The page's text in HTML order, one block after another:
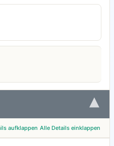
▾
aufklappen Alle Details einklappen